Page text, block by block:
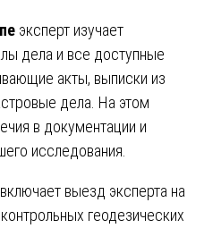
эксперт изучает
дела и все доступные
акты, выписки из
дела. На этом
в документации и
исследования.
включает выезд эксперта на
геодезических